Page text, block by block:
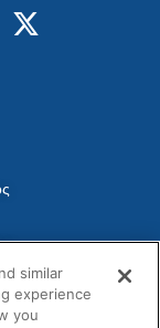
similar
experience
you